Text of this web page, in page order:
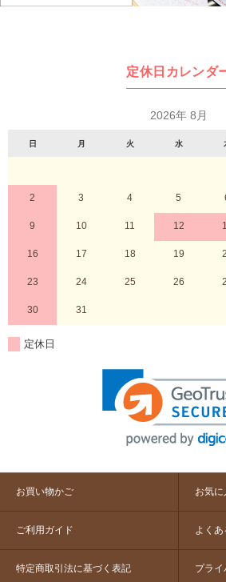
定休日カレンダ
2026年 8月
日 月 火 水
2 3 4 5
9 10 11 12
16 17 18 19
23 24 25 26
30 31
定休日
お買い物かご お気に
ご利用ガイド よく
特定商取引法に基づく表記 プラ